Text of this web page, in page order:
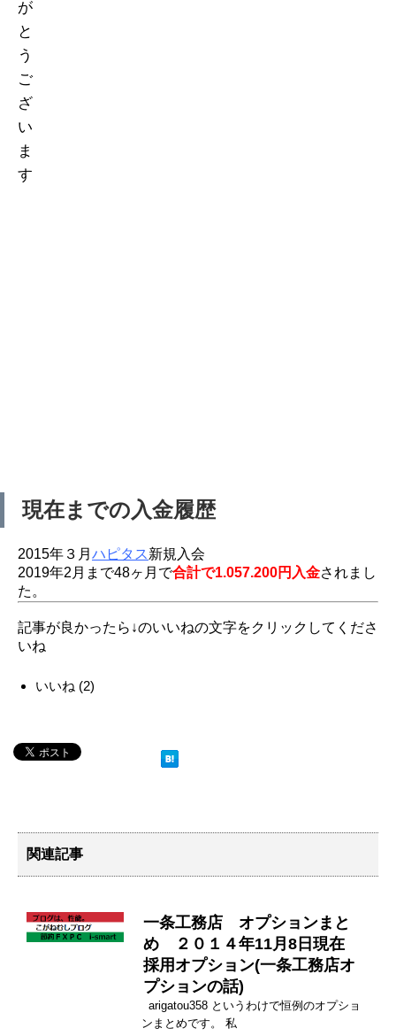
が
と
う
ご
ざ
い
ま
す
現在までの入金履歴
2015年３月 ハピタス新規入会
2019年2月まで48ヶ月で合計で1.057.200円入金されまし
た。
記事が良かったら↓のいいねの文字をクリックしてくださ
いね
いいね (2)
関連記事
一条工務店 オプションまと
め ２０１４年11月8日現在
採用オプション(一条工務店オ
プションの話)
arigatou358 というわけで恒例のオプショ
ンまとめです。 私